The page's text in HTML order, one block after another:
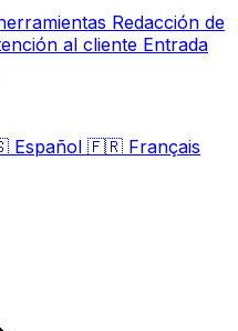
Redacción de
al cliente Entrada
Español 🇫🇷 Français